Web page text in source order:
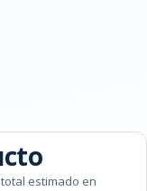
estimado en